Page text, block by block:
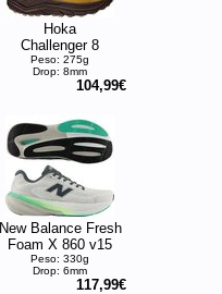
Hoka
Challenger 8
Peso: 275g
Drop: 8mm
104,99€
New Balance Fresh
Foam X 860 v15
Peso: 330g
Drop: 6mm
117,99€